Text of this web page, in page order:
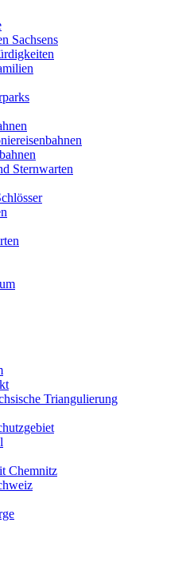
Sachsens
Sternwarten
Triangulierung
Chemnitz